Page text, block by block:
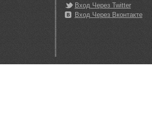
Вход Через Twitter
Вход Через Вконтакте